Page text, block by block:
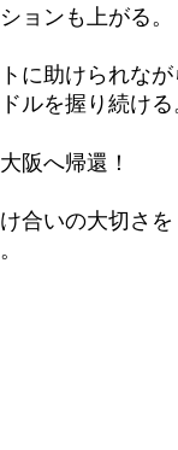
ョンも上がる。
に助けられな
ルを握り続け
阪へ帰還！
合いの大切さを